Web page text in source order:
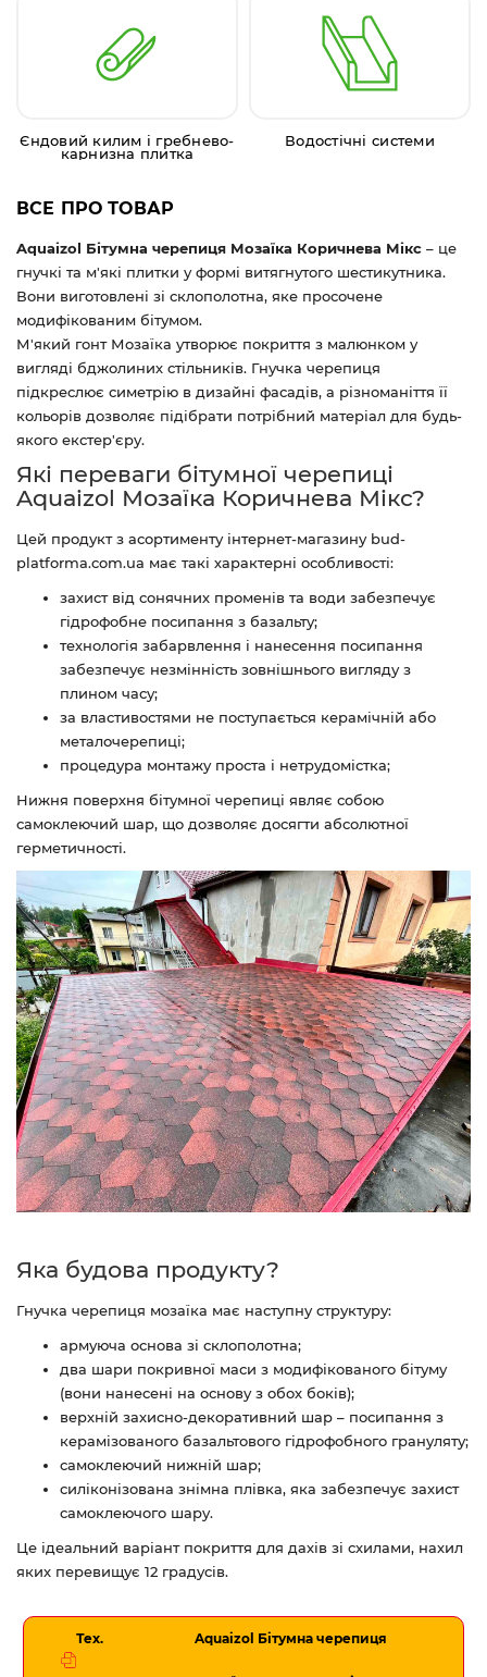
Єндовий килим і гребнево-
карнизна плитка
Водостічні системи
ВСЕ ПРО ТОВАР
Aquaizol Бітумна черепиця Мозаїка Коричнева Мікс – це
гнучкі та м'які плитки у формі витягнутого шестикутника.
Вони виготовлені зі склополотна, яке просочене
модифікованим бітумом.
М'який гонт Мозаїка утворює покриття з малюнком у
вигляді бджолиних стільників. Гнучка черепиця
підкреслює симетрію в дизайні фасадів, а різноманіття її
кольорів дозволяє підібрати потрібний матеріал для будь-
якого екстер'єру.
Які переваги бітумної черепиці
Aquaizol Мозаїка Коричнева Мікс?
Цей продукт з асортименту інтернет-магазину bud-
platforma.com.ua має такі характерні особливості:
захист від сонячних променів та води забезпечує
гідрофобне посипання з базальту;
технологія забарвлення і нанесення посипання
забезпечує незмінність зовнішнього вигляду з
плином часу;
за властивостями не поступається керамічній або
металочерепиці;
процедура монтажу проста і нетрудомістка;
Нижня поверхня бітумної черепиці являє собою
самоклеючий шар, що дозволяє досягти абсолютної
герметичності.
Яка будова продукту?
Гнучка черепиця мозаїка має наступну структуру:
армуюча основа зі склополотна;
два шари покривної маси з модифікованого бітуму
(вони нанесені на основу з обох боків);
верхній захисно-декоративний шар – посипання з
керамізованого базальтового гідрофобного грануляту;
самоклеючий нижній шар;
силіконізована знімна плівка, яка забезпечує захист
самоклеючого шару.
Це ідеальний варіант покриття для дахів зі схилами, нахил
яких перевищує 12 градусів.
Тех. Aquaizol Бітумна черепиця